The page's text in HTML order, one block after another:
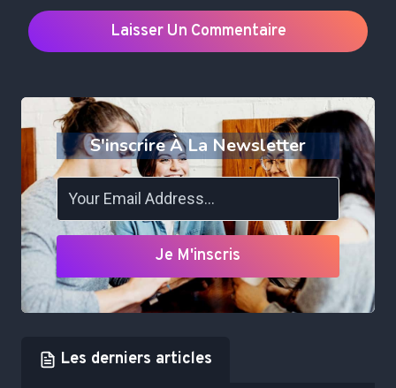
S'inscrire À La Newsletter
Je M'inscris
Les derniers articles